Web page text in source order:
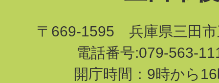
〒669-1595 兵庫県三田市
電話番号:079-563-
開庁時間：9時から